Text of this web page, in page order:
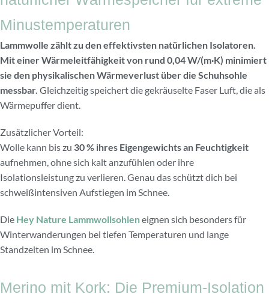
Minustemperaturen
Lammwolle zählt zu den effektivsten natürlichen Isolatoren.
Mit einer Wärmeleitfähigkeit von rund 0,04 W/(m·K) minimiert
sie den physikalischen Wärmeverlust über die Schuhsohle
messbar. Gleichzeitig speichert die gekräuselte Faser Luft, die als
Wärmepuffer dient.
Zusätzlicher Vorteil:
Wolle kann bis zu 30 % ihres Eigengewichts an Feuchtigkeit
aufnehmen, ohne sich kalt anzufühlen oder ihre
Isolationsleistung zu verlieren. Genau das schützt dich bei
schweißintensiven Aufstiegen im Schnee.
Die Hey Nature Lammwollsohleneignen sich besonders für
Winterwanderungen bei tiefen Temperaturen und lange
Standzeiten im Schnee.
Merino mit Kork: Die Premium-Isolation